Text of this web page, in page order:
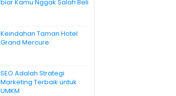
biar Kamu Nggak Salah Beli
Keindahan Taman Hotel
Grand Mercure
SEO Adalah Strategi
Marketing Terbaik untuk
UMKM